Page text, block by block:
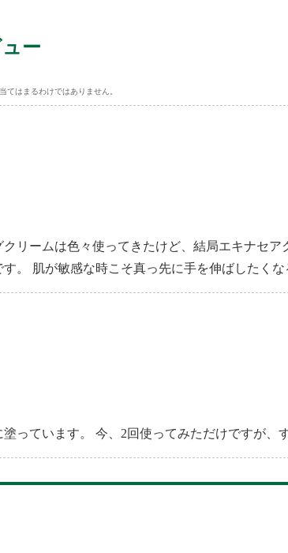
ー
てはまるわけではありません。
リームは色々使ってきたけど、結局エキナセ
。 肌が敏感な時こそ真っ先に手を伸ばしたくな
っています。 今、2回使ってみただけですが